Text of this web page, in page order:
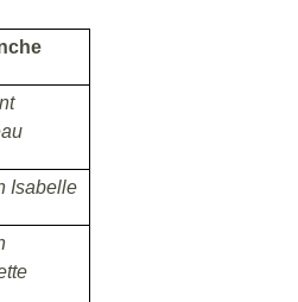
Isabelle